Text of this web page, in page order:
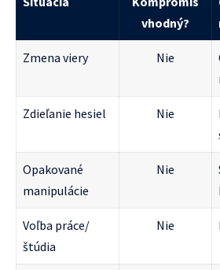
vhodný?
Zmena viery Nie
Zdieľanie hesiel Nie
Opakované
manipulácie
Nie
Voľba práce/
štúdia
Nie